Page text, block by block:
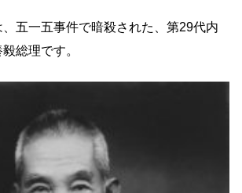
、五一五事件で暗殺された、第29代内
総理です。